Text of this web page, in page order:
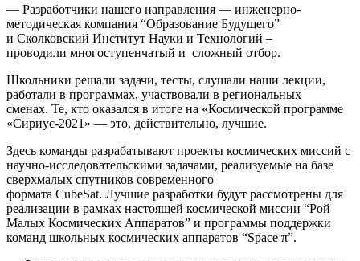
— Разработчики нашего направления — инженерно-
методическая компания “Образование Будущего”
и Сколковский Институт Науки и Технологий –
проводили многоступенчатый и сложный отбор.
Школьники решали задачи, тесты, слушали наши лекции,
работали в программах, участвовали в региональных
сменах. Те, кто оказался в итоге на «Космической программе
«Сириус-2021» — это, действительно, лучшие.
Здесь команды разрабатывают проекты космических миссий с
научно-исследовательскими задачами, реализуемые на базе
сверхмалых спутников современного
формата CubeSat. Лучшие разработки будут рассмотрены для
реализации в рамках настоящей космической миссии “Рой
Малых Космических Аппаратов” и программы поддержки
команд школьных космических аппаратов “Space π”.